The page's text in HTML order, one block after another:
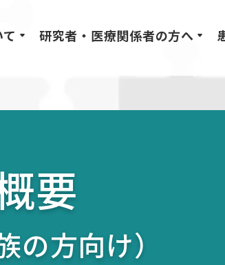
研究者・医療関係者の方へ
要
の方向け）